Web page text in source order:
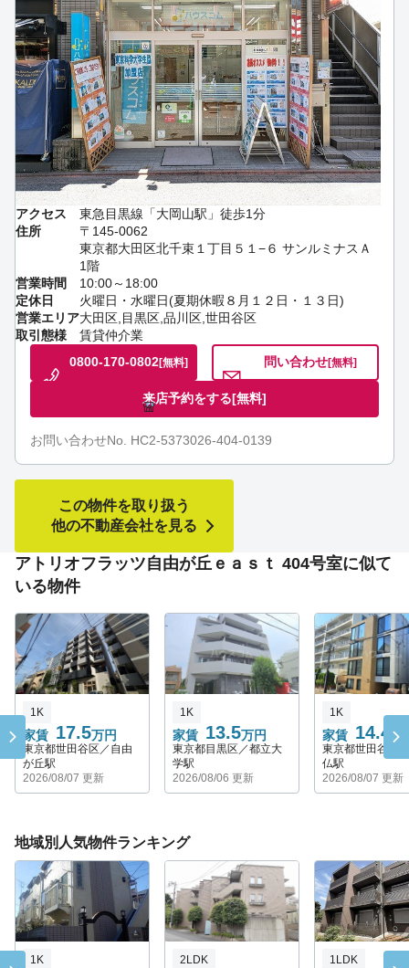
アクセス
東急目黒線「大岡山駅」徒歩1分
住所
〒145-0062
東京都大田区北千束１丁目５１−６ サンルミナスＡ
1階
営業時間
10:00～18:00
定休日
火曜日・水曜日(夏期休暇８月１２日・１３日)
営業エリア大田区,目黒区,品川区,世田谷区
取引態様
賃貸仲介業
0800-170-0802[無料] 問い合わせ[無料]
来店予約をする[無料]
お問い合わせNo. HC2-5373026-404-0139
この物件を取り扱う
他の不動産会社を見る
アトリオフラッツ自由が丘ｅａｓｔ 404号室に似て
いる物件
家賃 17.5万円
1K
東京都世田谷区／自由
が丘駅
2026/08/07 更新
家賃 13.5万円
1K
東京都目黒区／都立大
学駅
2026/08/06 更新
家賃 14.4 万
1K
東京都世田谷区
仏駅
2026/08/07 更新
地域別人気物件ランキング
1K 2LDK 1LDK